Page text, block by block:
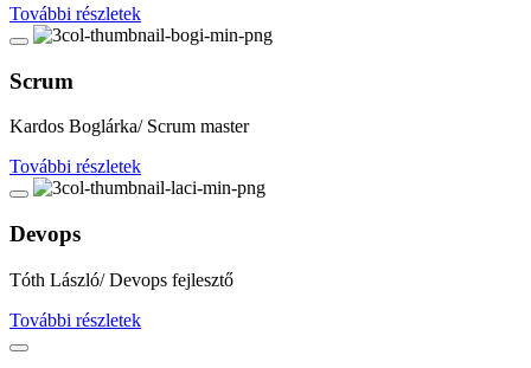
További részletek
Scrum
Kardos Boglárka/ Scrum master
További részletek
Devops
Tóth László/ Devops fejlesztő
További részletek